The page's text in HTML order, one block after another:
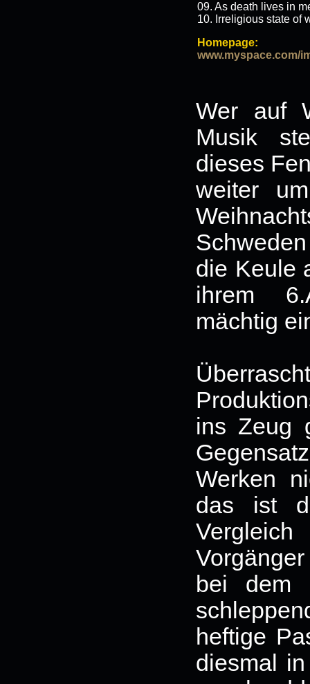
09. As death lives in
10. Irreligious state of
Homepage:
www.myspace.com/
Wer auf
Musik
dieses
weiter
die Keule
ihrem
mächtig
ins Zeug
Werken
das ist
bei dem
heftige
diesmal